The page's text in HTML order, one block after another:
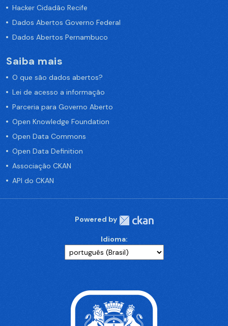
Hacker Cidadão Recife
Dados Abertos Governo Federal
Dados Abertos Pernambuco
Saiba mais
O que são dados abertos?
Lei de acesso a informação
Parceria para Governo Aberto
Open Knowledge Foundation
Open Data Commons
Open Data Definition
Associação CKAN
API do CKAN
Powered by
Idioma